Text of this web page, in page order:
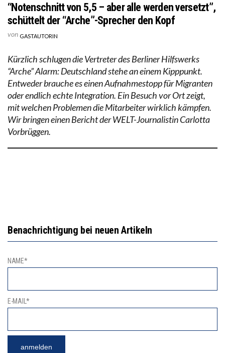
“Notenschnitt von 5,5 – aber alle werden versetzt”,
schüttelt der “Arche”-Sprecher den Kopf
von GASTAUTORIN
Kürzlich schlugen die Vertreter des Berliner Hilfswerks
“Arche” Alarm: Deutschland stehe an einem Kipppunkt.
Entweder brauche es einen Aufnahmestopp für Migranten
oder endlich echte Integration. Ein Besuch vor Ort zeigt,
mit welchen Problemen die Mitarbeiter wirklich kämpfen.
Wir bringen einen Bericht der WELT-Journalistin Carlotta
Vorbrüggen.
Benachrichtigung bei neuen Artikeln
NAME*
E-MAIL*